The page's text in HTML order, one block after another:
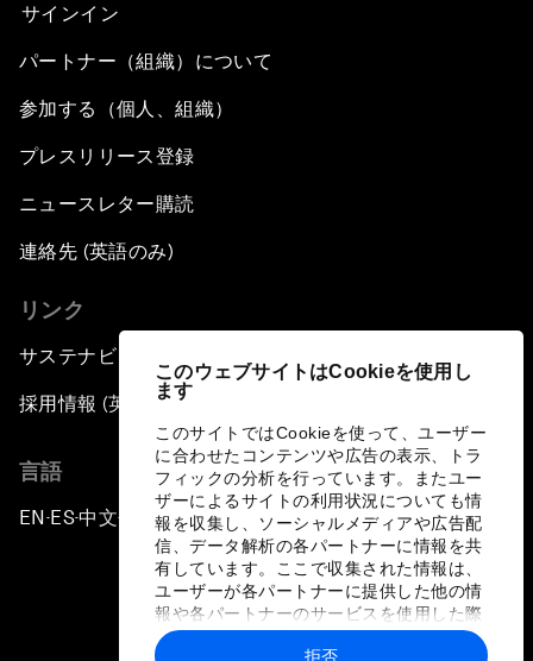
このウェブサイトはCookieを使用し
ます
このサイトではCookieを使って、ユーザー
に合わせたコンテンツや広告の表示、トラ
フィックの分析を行っています。またユー
ザーによるサイトの利用状況についても情
報を収集し、ソーシャルメディアや広告配
信、データ解析の各パートナーに情報を共
有しています。ここで収集された情報は、
ユーザーが各パートナーに提供した他の情
報や各パートナーのサービスを使用した際
に収集された情報と組み合わされ、各パー
拒否
サインイン
パートナー（組織）について
参加する（個人、組織）
プレスリリース登録
ニュースレター購読
連絡先 (英語のみ)
リンク
サステナビリティへの取り組み
採用情報 (英語のみ)
言語
EN ▪ES▪中文▪ 日本語